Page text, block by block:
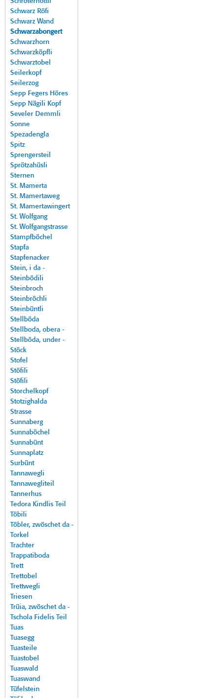
Schwarz Röfi
Schwarz Wand
Schwarzabongert
Schwarzhorn
Schwarzköpfli
Schwarztobel
Seilerkopf
Seilerzog
Sepp Fegers Höres
Sepp Nägili Kopf
Seveler Demmli
Sonne
Spezadengla
Spitz
Sprengersteil
Sprötzahüsli
Sternen
St. Mamerta
St. Mamertaweg
St. Mamertawingert
St. Wolfgang
St. Wolfgangstrasse
Stampfböchel
Stapfa
Stapfenacker
Stein, i da -
Steinbödili
Steinbroch
Steinbröchli
Steinbüntli
Stellböda
Stellboda, obera -
Stellböda, under -
Stöck
Stofel
Stöfili
Stöfili
Storchelkopf
Stotzighalda
Strasse
Sunnaberg
Sunnaböchel
Sunnabünt
Sunnaplatz
Surbünt
Tannawegli
Tannawegliteil
Tannerhus
Tedora Kindlis Teil
Töbili
Töbler, zwöschet da -
Torkel
Trachter
Trappatiboda
Trett
Trettobel
Trettwegli
Triesen
Trüia, zwöschet da -
Tschola Fidelis Teil
Tuas
Tuasegg
Tuasteile
Tuastobel
Tuaswald
Tuaswand
Tüfelstein